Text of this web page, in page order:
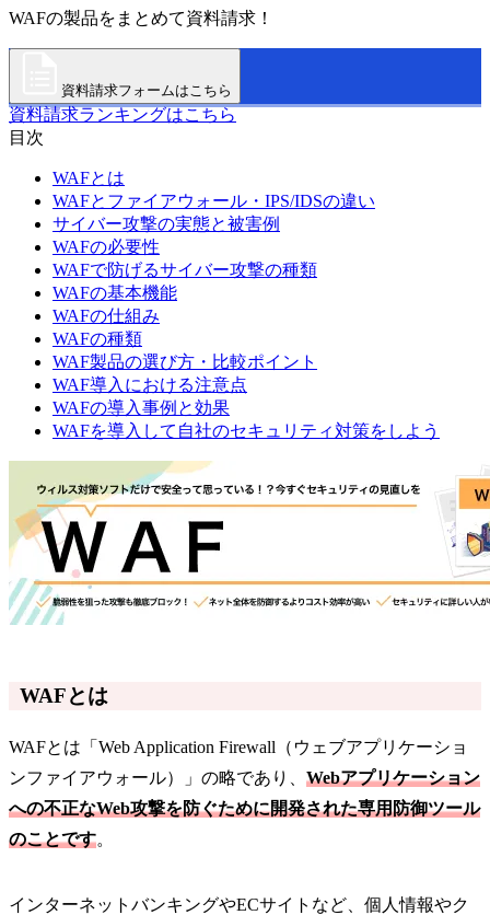
WAFの製品をまとめて資料請求！
資料請求フォームはこちら
資料請求ランキングはこちら
目次
WAFとは
WAFとファイアウォール・IPS/IDSの違い
サイバー攻撃の実態と被害例
WAFの必要性
WAFで防げるサイバー攻撃の種類
WAFの基本機能
WAFの仕組み
WAFの種類
WAF製品の選び方・比較ポイント
WAF導入における注意点
WAFの導入事例と効果
WAFを導入して自社のセキュリティ対策をしよう
WAFとは
WAFとは「Web Application Firewall（ウェブアプリケーショ
ンファイアウォール）」の略であり、 Webアプリケーション
への不正なWeb攻撃を防ぐために開発された専用防御ツール
のことです。
インターネットバンキングやECサイトなど、個人情報やク